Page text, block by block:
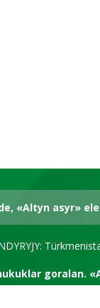
«Altyn asyr»
goralan.